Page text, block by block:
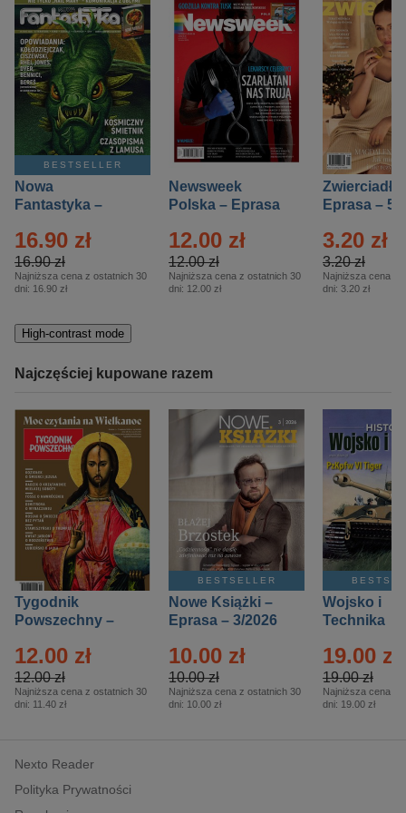
BESTSELLER
Nowa
Fantastyka –
16.90 zł
16.90 zł
Najniższa cena z ostatnich 30
dni: 16.90 zł
Newsweek
Polska – Eprasa
12.00 zł
12.00 zł
Najniższa cena z ostatnich 30
dni: 12.00 zł
Zwierciadło
Eprasa – 5/
3.20 zł
3.20 zł
Najniższa cena z
dni: 3.20 zł
High-contrast mode
Najczęściej kupowane razem
Tygodnik
Powszechny –
12.00 zł
12.00 zł
Najniższa cena z ostatnich 30
dni: 11.40 zł
BESTSELLER
Nowe Książki –
Eprasa – 3/2026
10.00 zł
10.00 zł
Najniższa cena z ostatnich 30
dni: 10.00 zł
Wojsko i
Technika
– 2/2026
19.00 zł
19.00 zł
Najniższa cena z
dni: 19.00 zł
Nexto Reader
Polityka Prywatności